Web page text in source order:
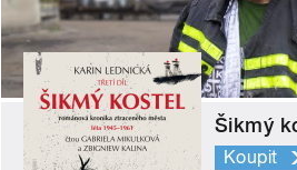
Šikmý
Koupit